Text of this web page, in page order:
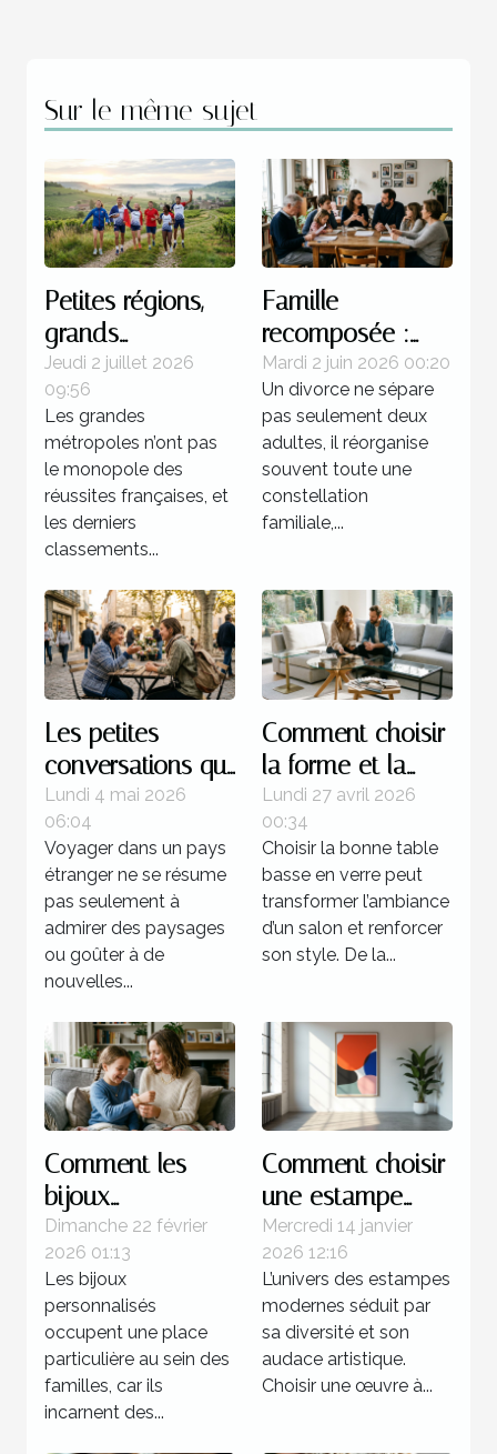
Sur le même sujet
Petites régions,
grands
champions : une
réalité française
Jeudi 2 juillet 2026
09:56
Les grandes
métropoles n’ont pas
le monopole des
réussites françaises, et
les derniers
classements...
Famille
recomposée :
quels enjeux
juridiques après
une séparation ?
Mardi 2 juin 2026 00:20
Un divorce ne sépare
pas seulement deux
adultes, il réorganise
souvent toute une
constellation
familiale,...
Les petites
conversations qui
transforment
l’expérience d’un
pays
Lundi 4 mai 2026
06:04
Voyager dans un pays
étranger ne se résume
pas seulement à
admirer des paysages
ou goûter à de
nouvelles...
Comment choisir
la forme et la
couleur de votre
table basse en
verre ?
Lundi 27 avril 2026
00:34
Choisir la bonne table
basse en verre peut
transformer l’ambiance
d’un salon et renforcer
son style. De la...
Comment les
bijoux
personnalisés
renforcent les
liens familiaux ?
Dimanche 22 février
2026 01:13
Les bijoux
personnalisés
occupent une place
particulière au sein des
familles, car ils
incarnent des...
Comment choisir
une estampe
moderne pour
votre collection ?
Mercredi 14 janvier
2026 12:16
L’univers des estampes
modernes séduit par
sa diversité et son
audace artistique.
Choisir une œuvre à...